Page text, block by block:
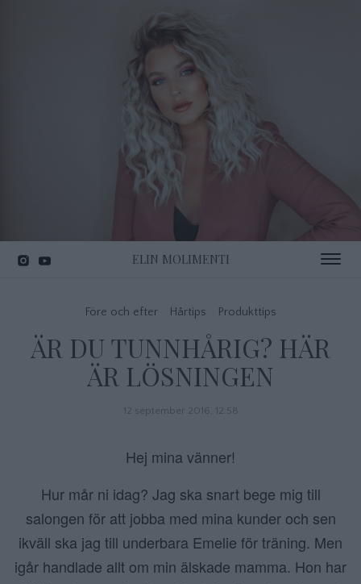
ELIN MOLIMENTI Toggle
Före och efter Hårtips Produkttips
ÄR DU TUNNHÅRIG? HÄR
ÄR LÖSNINGEN
12 september 2016, 12:58
Hej mina vänner!
Hur mår ni idag? Jag ska snart bege mig till
salongen för att jobba med mina kunder och sen
ikväll ska jag till underbara Emelie för träning. Men
igår handlade allt om min älskade mamma. Hon har